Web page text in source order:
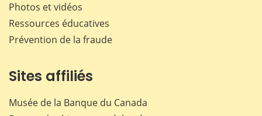
Photos et vidéos
Ressources éducatives
Prévention de la fraude
Sites affiliés
Musée de la Banque du Canada